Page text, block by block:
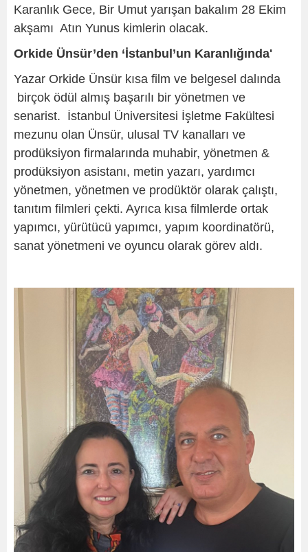
Karanlık Gece, Bir Umut yarışan bakalım 28 Ekim
akşamı Atın Yunus kimlerin olacak.
Orkide Ünsür’den ‘İstanbul’un Karanlığında'
Yazar Orkide Ünsür kısa film ve belgesel dalında
birçok ödül almış başarılı bir yönetmen ve
senarist. İstanbul Üniversitesi İşletme Fakültesi
mezunu olan Ünsür, ulusal TV kanalları ve
prodüksiyon firmalarında muhabir, yönetmen &
prodüksiyon asistanı, metin yazarı, yardımcı
yönetmen, yönetmen ve prodüktör olarak çalıştı,
tanıtım filmleri çekti. Ayrıca kısa filmlerde ortak
yapımcı, yürütücü yapımcı, yapım koordinatörü,
sanat yönetmeni ve oyuncu olarak görev aldı.